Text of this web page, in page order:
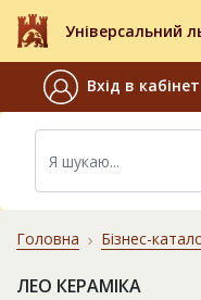
Універсальний
Вхід в кабінет
Головна Бізнес-
ЛЕО КЕРАМІКА